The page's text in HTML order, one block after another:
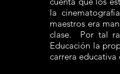
la
maestros era
clase. Por tal
Educación la
carrera